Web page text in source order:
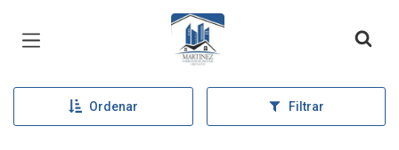
Página inicial
Ordenar Filtrar